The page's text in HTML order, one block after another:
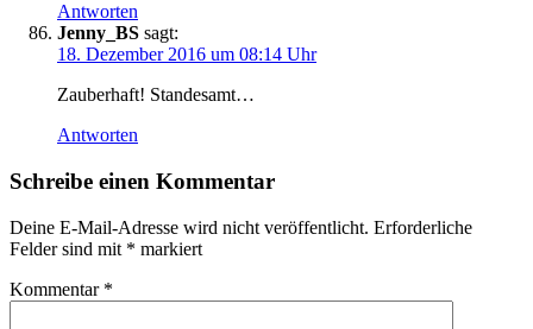
Antworten
Jenny_BS sagt:
18. Dezember 2016 um 08:14 Uhr
Zauberhaft! Standesamt…
Antworten
Schreibe einen Kommentar
Deine E-Mail-Adresse wird nicht veröffentlicht. Erforderliche
Felder sind mit * markiert
Kommentar *